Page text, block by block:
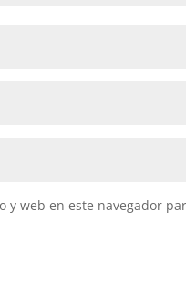
web en este navegador